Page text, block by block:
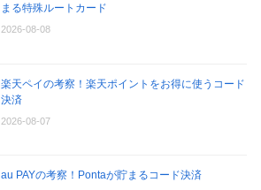
まる特殊ルートカード
2026-08-08
楽天ペイの考察！楽天ポイントをお得に使うコード
決済
2026-08-07
au PAYの考察！Pontaが貯まるコード決済